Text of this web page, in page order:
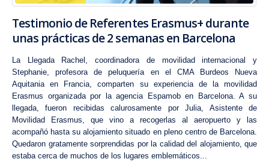
Testimonio de Referentes Erasmus+ durante
unas prácticas de 2 semanas en Barcelona
La Llegada Rachel, coordinadora de movilidad internacional y
Stephanie, profesora de peluquería en el CMA Burdeos Nueva
Aquitania en Francia, comparten su experiencia de la movilidad
Erasmus organizada por la agencia Espamob en Barcelona. A su
llegada, fueron recibidas calurosamente por Julia, Asistente de
Movilidad Erasmus, que vino a recogerlas al aeropuerto y las
acompañó hasta su alojamiento situado en pleno centro de Barcelona.
Quedaron gratamente sorprendidas por la calidad del alojamiento, que
estaba cerca de muchos de los lugares emblemáticos...